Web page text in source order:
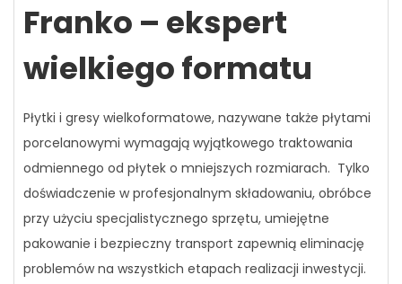
Franko – ekspert
wielkiego formatu
Płytki i gresy wielkoformatowe, nazywane także płytami
porcelanowymi wymagają wyjątkowego traktowania
odmiennego od płytek o mniejszych rozmiarach. Tylko
doświadczenie w profesjonalnym składowaniu, obróbce
przy użyciu specjalistycznego sprzętu, umiejętne
pakowanie i bezpieczny transport zapewnią eliminację
problemów na wszystkich etapach realizacji inwestycji.